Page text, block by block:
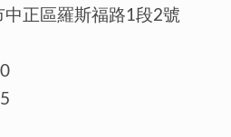
正區羅斯福路1段2號